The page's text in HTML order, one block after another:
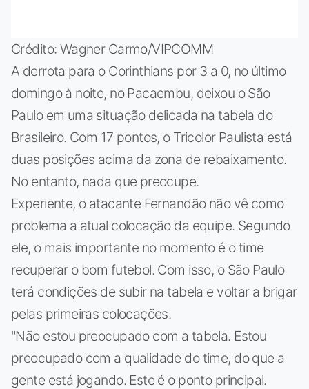
Crédito: Wagner Carmo/VIPCOMM
A derrota para o Corinthians por 3 a 0, no último
domingo à noite, no Pacaembu, deixou o São
Paulo em uma situação delicada na tabela do
Brasileiro. Com 17 pontos, o Tricolor Paulista está
duas posições acima da zona de rebaixamento.
No entanto, nada que preocupe.
Experiente, o atacante Fernandão não vê como
problema a atual colocação da equipe. Segundo
ele, o mais importante no momento é o time
recuperar o bom futebol. Com isso, o São Paulo
terá condições de subir na tabela e voltar a brigar
pelas primeiras colocações.
"Não estou preocupado com a tabela. Estou
preocupado com a qualidade do time, do que a
gente está jogando. Este é o ponto principal.